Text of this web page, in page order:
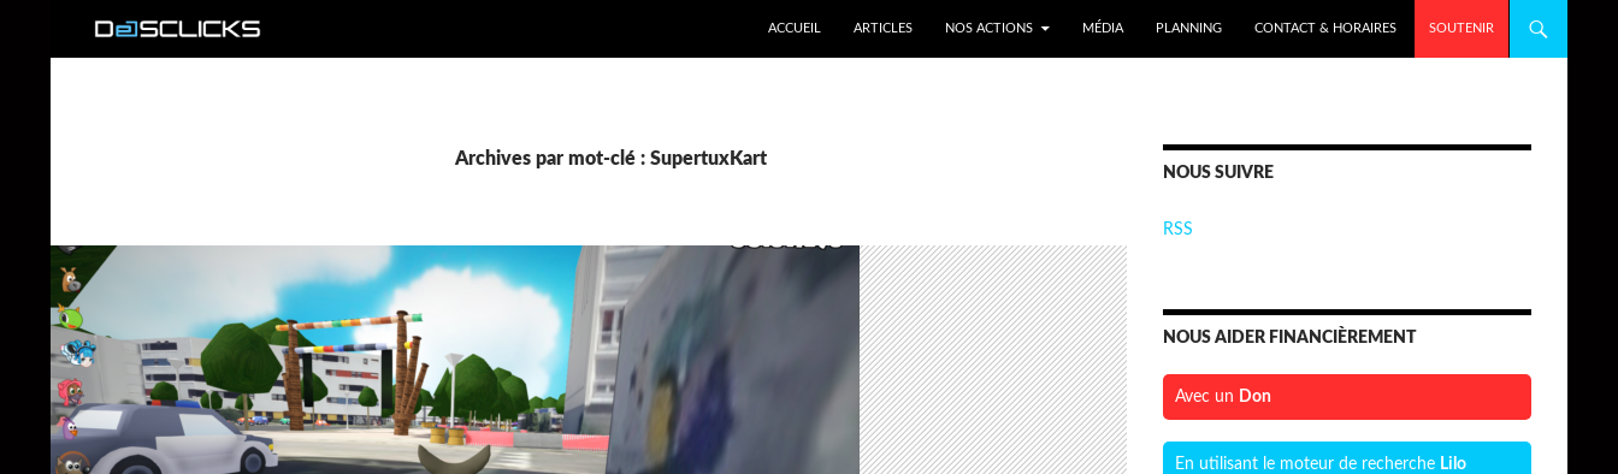
ACCUEIL
ARTICLES NOS ACTIONS MÉDIA PLANNING CONTACT & HORAIRES SOUTENIR
Archives par mot-clé : SupertuxKart
NOUS SUIVRE
RSS
NOUS AIDER FINANCIÈREMENT
Avec un Don
En utilisant le moteur de recherche Lilo